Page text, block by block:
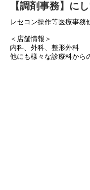
【調剤事務】に
レセコン操作等医療事務
＜店舗情報＞
内科、外科、整形外科
他にも様々な診療科から